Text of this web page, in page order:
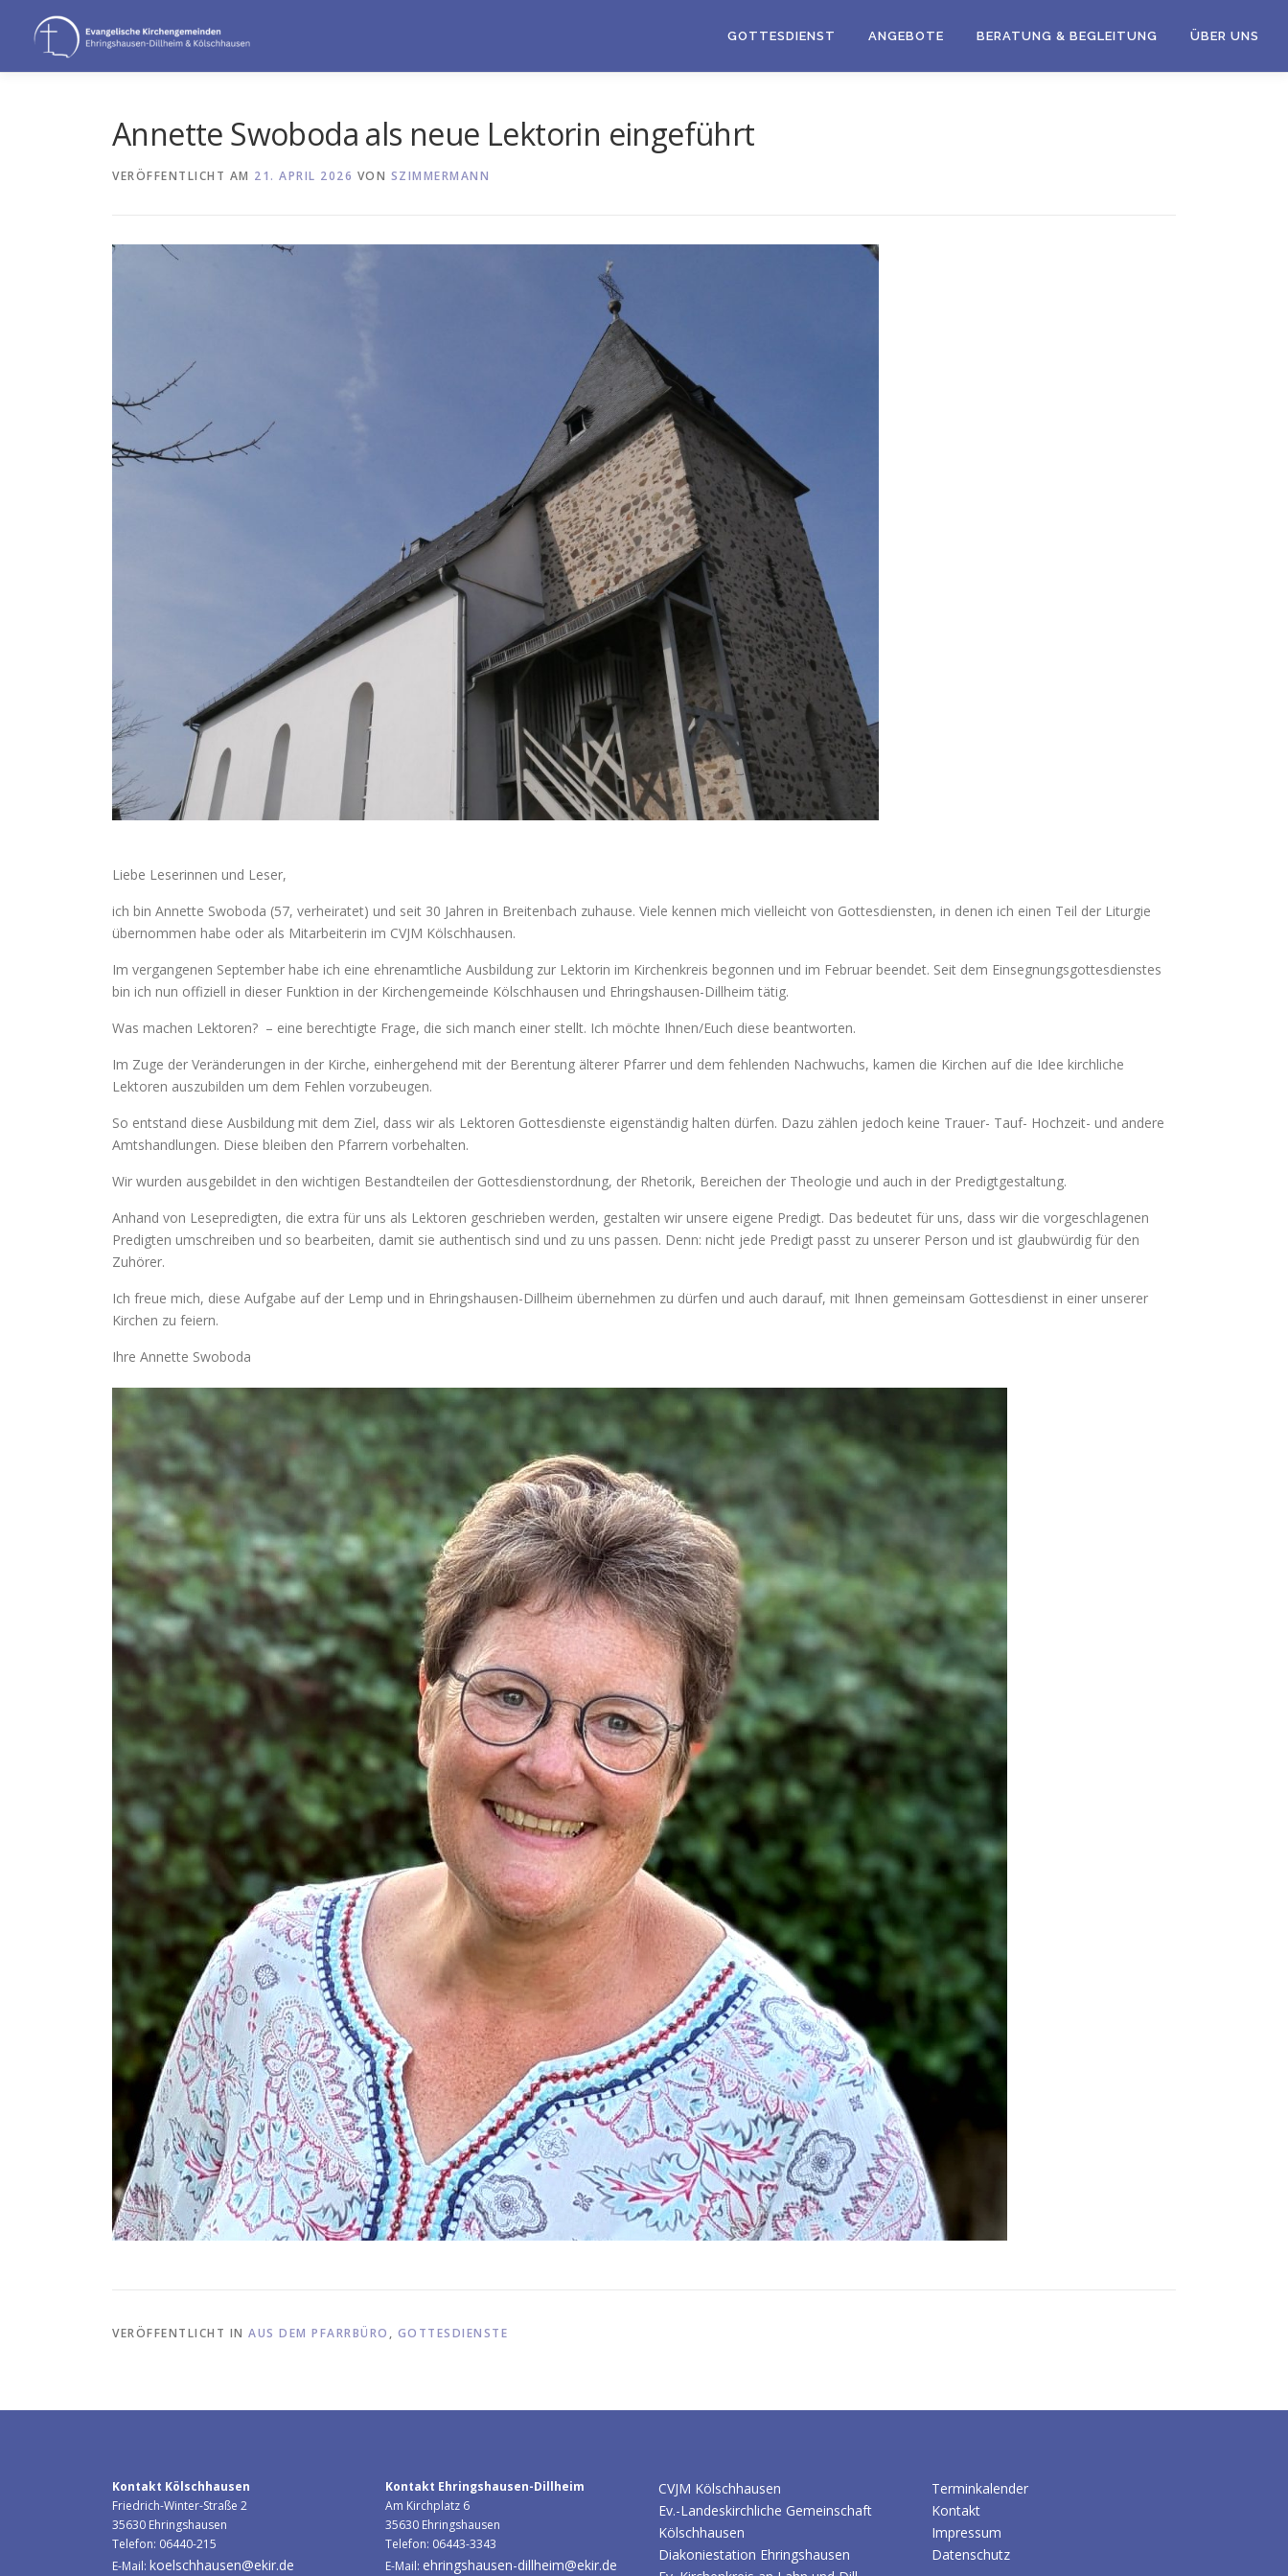
springen
GOTTESDIENST ANGEBOTE BERATUNG & BEGLEITUNG ÜBER UNS
Annette Swoboda als neue Lektorin eingeführt
VERÖFFENTLICHT AM 21. APRIL 2026 VON SZIMMERMANN
Liebe Leserinnen und Leser,
ich bin Annette Swoboda (57, verheiratet) und seit 30 Jahren in Breitenbach zuhause. Viele kennen mich vielleicht von Gottesdiensten, in denen ich einen Teil der Liturgie
übernommen habe oder als Mitarbeiterin im CVJM Kölschhausen.
Im vergangenen September habe ich eine ehrenamtliche Ausbildung zur Lektorin im Kirchenkreis begonnen und im Februar beendet. Seit dem Einsegnungsgottesdienstes
bin ich nun offiziell in dieser Funktion in der Kirchengemeinde Kölschhausen und Ehringshausen-Dillheim tätig.
Was machen Lektoren? – eine berechtigte Frage, die sich manch einer stellt. Ich möchte Ihnen/Euch diese beantworten.
Im Zuge der Veränderungen in der Kirche, einhergehend mit der Berentung älterer Pfarrer und dem fehlenden Nachwuchs, kamen die Kirchen auf die Idee kirchliche
Lektoren auszubilden um dem Fehlen vorzubeugen.
So entstand diese Ausbildung mit dem Ziel, dass wir als Lektoren Gottesdienste eigenständig halten dürfen. Dazu zählen jedoch keine Trauer- Tauf- Hochzeit- und andere
Amtshandlungen. Diese bleiben den Pfarrern vorbehalten.
Wir wurden ausgebildet in den wichtigen Bestandteilen der Gottesdienstordnung, der Rhetorik, Bereichen der Theologie und auch in der Predigtgestaltung.
Anhand von Lesepredigten, die extra für uns als Lektoren geschrieben werden, gestalten wir unsere eigene Predigt. Das bedeutet für uns, dass wir die vorgeschlagenen
Predigten umschreiben und so bearbeiten, damit sie authentisch sind und zu uns passen. Denn: nicht jede Predigt passt zu unserer Person und ist glaubwürdig für den
Zuhörer.
Ich freue mich, diese Aufgabe auf der Lemp und in Ehringshausen-Dillheim übernehmen zu dürfen und auch darauf, mit Ihnen gemeinsam Gottesdienst in einer unserer
Kirchen zu feiern.
Ihre Annette Swoboda
VERÖFFENTLICHT IN AUS DEM PFARRBÜRO , GOTTESDIENSTE
Kontakt Kölschhausen
Friedrich-Winter-Straße 2
35630 Ehringshausen
Telefon: 06440-215
E-Mail: koelschhausen@ekir.de
Kontakt Ehringshausen-Dillheim
Am Kirchplatz 6
35630 Ehringshausen
Telefon: 06443-3343
E-Mail: ehringshausen-dillheim@ekir.de
CVJM Kölschhausen
Ev.-Landeskirchliche Gemeinschaft
Kölschhausen
Diakoniestation Ehringshausen
Terminkalender
Kontakt
Impressum
Datenschutz